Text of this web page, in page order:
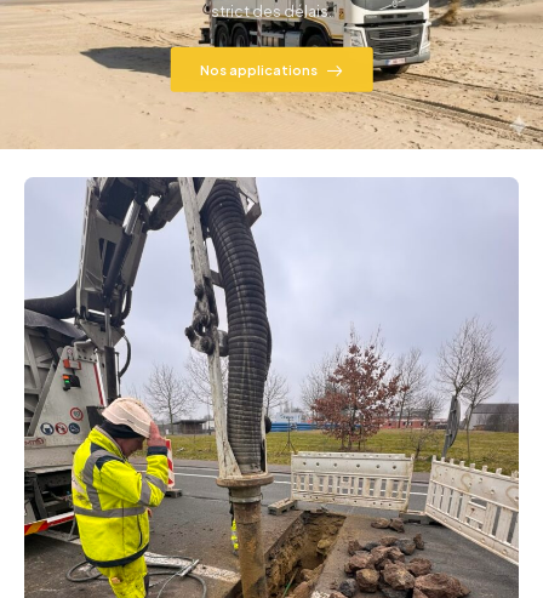
strict des délais.
Nos applications